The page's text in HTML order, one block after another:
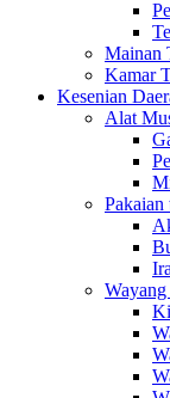
Mainan
Kamar
Kesenian
Alat
Pakaian